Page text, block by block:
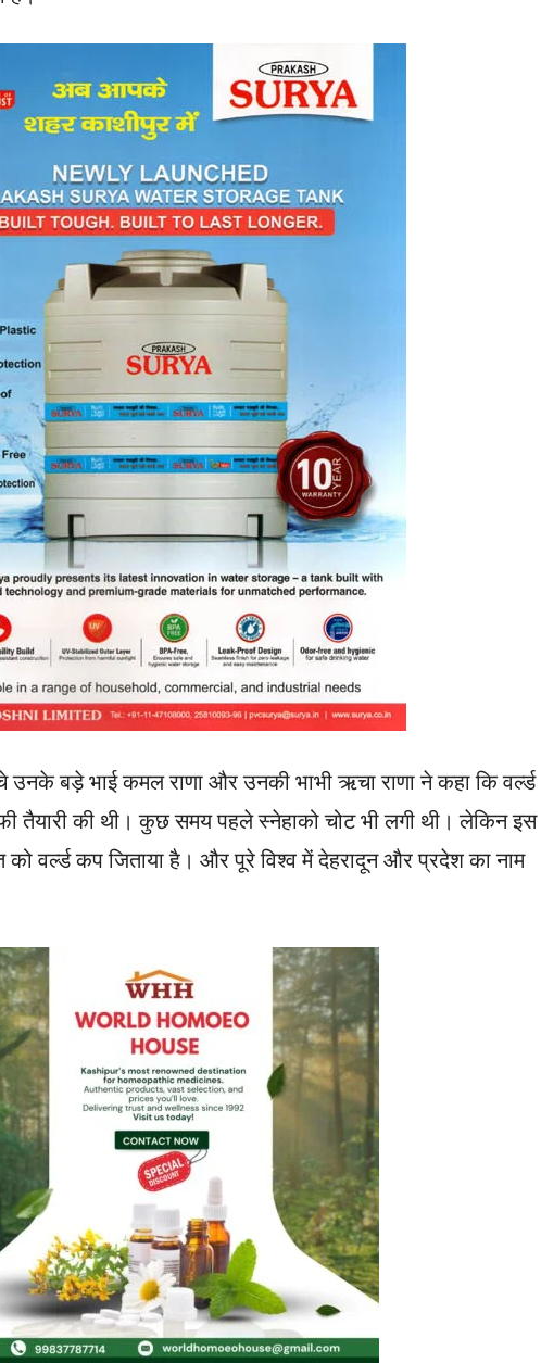
उनके बड़े भाई कमल राणा और उनकी भाभी ऋचा राणा ने कहा कि वर्ल्ड
तैयारी की थी। कुछ समय पहले स्नेहाको चोट भी लगी थी। लेकिन इस
वर्ल्ड कप जिताया है। और पूरे विश्व में देहरादून और प्रदेश का नाम